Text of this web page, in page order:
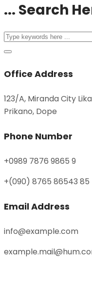
... Search
Office Address
123/A, Miranda City
Prikano, Dope
Phone Number
+0989 7876 9865 9
+(090) 8765 86543 85
Email Address
info@example.com